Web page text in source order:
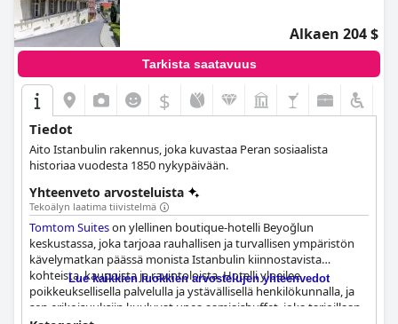
Alkaen 204 $
Tarkista saatavuus
$
Tiedot
Aito Istanbulin rakennus, joka kuvastaa Peran sosiaalista
historiaa vuodesta 1850 nykypäivään.
Yhteenveto arvosteluista
Tekoälyn laatima tiivistelmä
Tomtom Suiteson ylellinen boutique-hotelli Beyoğlun
keskustassa, joka tarjoaa rauhallisen ja turvallisen ympäristön
kävelymatkan päässä monista Istanbulin kiinnostavista
kohteista, kaupoista ja ravintoloista. Hotelli ylpeilee
poikkeuksellisella palvelulla ja ystävällisellä henkilökunnalla, ja
sen erikoisuuksiin kuuluvat upea aamiaisbuffet, joka tarjoillaan
Lue kaikkien luokkien arvostelujen yhteenvedot